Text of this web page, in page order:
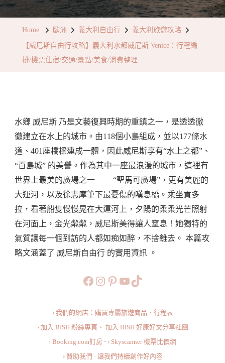
尼
大
利
水
都
威
尼
斯
Venice：
行
程
排/
票
住
宿/
交
Home 歐洲 義大利自由行 義大利旅遊攻略
【威尼斯自由行攻略】義大利水都威尼斯 Venice：行程編
排/機票住宿/交通/景點/美食/消費整理
水鄉 威尼斯 乃是文藝復興時期的重鎮之一，是透透徹
徹建立在水上的城市。由118個小島組成，並以177條水
道、401座橋樑連成一體，因此威尼斯享有“水上之都”、
“百島城” 的美譽。作為其中一座最浪漫的城市，這裡有
世界上最美的廣場之一 ——“聖馬可廣場”，更有美麗的
大運河，以及徐志摩筆下最憂傷的嘆息橋。乘坐貢多
拉，看著船隻慢慢晃在大運河上，夕陽的柔柔光芒照射
在河面上，金光粼粼，威尼斯美得讓人窒息！她獨特的
氣質讓每一個到訪的人都如痴如醉，不捨離去。 本篇攻
略文涵蓋了 威尼斯自由行 的實用資訊 。
https://www.facebook.com/
https://
https://
旅行美食小短片TikTok
› 我們的網店：購買專屬旅遊商品、行程表
› 加入 BISH 粉絲專頁、 加入 BISH 好康好文分享社團
› Booking.com訂房 · › Skyscanner 機票比價網
› 贊助我們 · 讓我們持續創作好內容